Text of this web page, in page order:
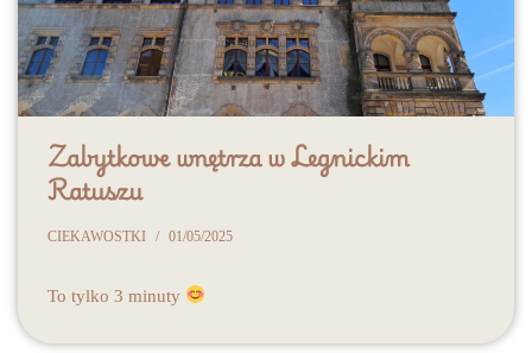
Zabytkowe wnętrza w Legnickim
Ratuszu
CIEKAWOSTKI 01/05/2025
To tylko 3 minuty